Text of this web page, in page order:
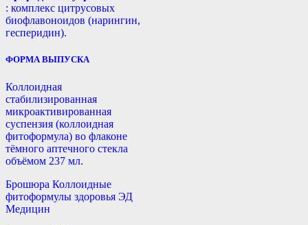
: комплекс цитрусовых
биофлавоноидов (нарингин,
гесперидин).
ФОРМА ВЫПУСКА
Коллоидная
стабилизированная
микроактивированная
суспензия (коллоидная
фитоформула) во флаконе
тёмного аптечного стекла
объёмом 237 мл.
Брошюра Коллоидные
фитоформулы здоровья ЭД
Медицин